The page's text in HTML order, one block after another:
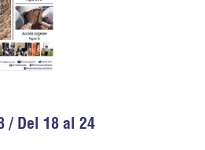
/ Del 18 al 24